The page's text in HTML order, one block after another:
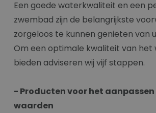
Een goede waterkwaliteit en een
zwembad zijn de belangrijkste
zorgeloos te kunnen genieten van
Om een optimale kwaliteit van het
bieden adviseren wij vijf stappen.
- Producten voor het aanpassen
waarden